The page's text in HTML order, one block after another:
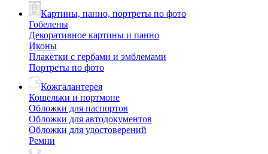
Картины, панно, портреты по фото
Гобелены
Декоративное картины и панно
Иконы
Плакетки с гербами и эмблемами
Портреты по фото
Кожгалантерея
Кошельки и портмоне
Обложки для паспортов
Обложки для автодокументов
Обложки для удостоверений
Ремни